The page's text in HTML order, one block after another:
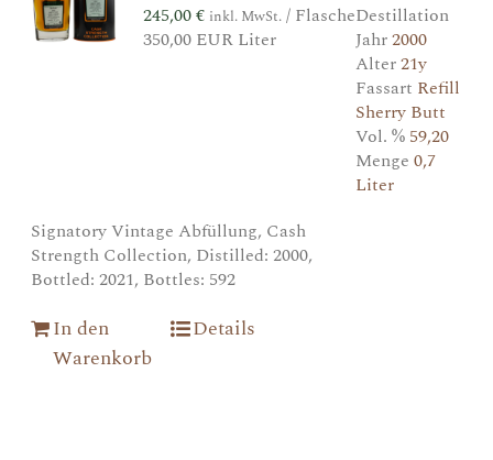
245,00€ inkl. MwSt. / Flasche
350,00 EUR Liter
Destillation
Jahr2000
Alter21y
Fassart Refill
Sherry Butt
Vol. % 59,20
Menge0,7
Liter
Signatory Vintage Abfüllung, Cash
Strength Collection, Distilled: 2000,
Bottled: 2021, Bottles: 592
In den
Warenkorb
Details